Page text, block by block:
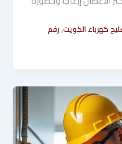
كهرباء الكويت,رقم